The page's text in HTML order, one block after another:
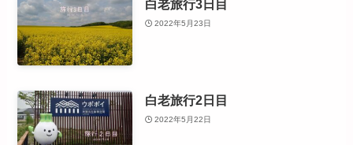
白老旅行3日目
2022年5月23日
白老旅行2日目
2022年5月22日